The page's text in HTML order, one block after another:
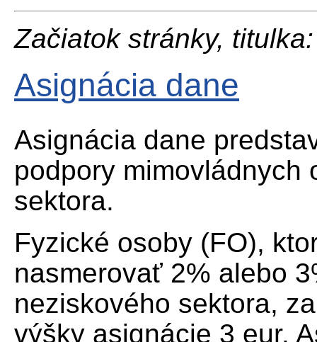
Začiatok stránky, titulka:
Asignácia dane
Asignácia dane
podpory mimovládnych
sektora.
Fyzické osoby (FO),
nasmerovať 2% alebo
neziskového sektora,
výšky asignácie 3 eur.